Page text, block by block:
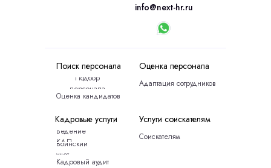
Услуги соискателям
Кадровые услуги
Оценка персонала
Поиск персонала
info@next-hr.ru
Воинский
учет
Кадровый аудит
Ведение
КДП
Соискателям
Адаптация сотрудников
Оценка кандидатов
Подбор
персонала